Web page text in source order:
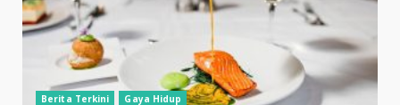
Berita Terkini Gaya Hidup